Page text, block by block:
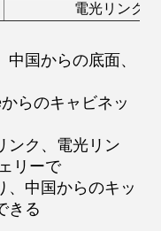
電光リンク
国からの底面、
らのキャビネッ
ンク、電光リン
リーで
、中国からのキッ
きる